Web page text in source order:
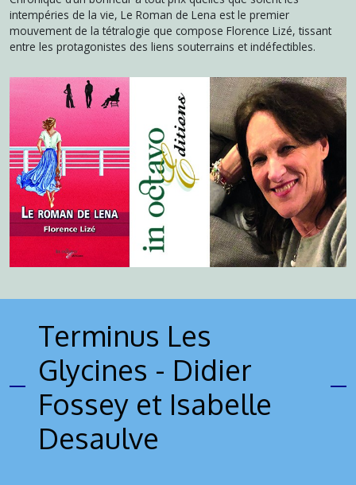
intempéries de la vie, Le Roman de Lena est le premier
mouvement de la tétralogie que compose Florence Lizé, tissant
entre les protagonistes des liens souterrains et indéfectibles.
Terminus Les
Glycines - Didier
Fossey et Isabelle
Desaulve